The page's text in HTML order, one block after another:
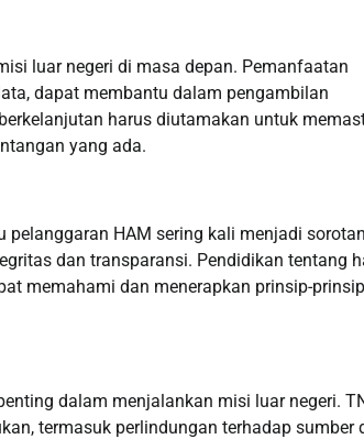
luar negeri di masa depan. Pemanfaatan
dapat membantu dalam pengambilan
harus diutamakan untuk
yang ada.
HAM sering kali menjadi sorotan
dan transparansi. Pendidikan tentang
memahami dan menerapkan prinsip-prinsip
dalam menjalankan misi luar negeri.
termasuk perlindungan terhadap sumber